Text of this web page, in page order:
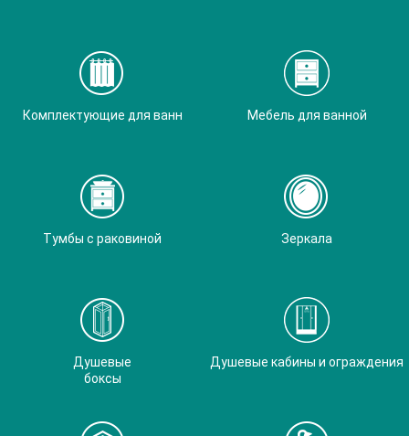
Комплектующие для ванн Мебель для ванной
Тумбы с раковиной Зеркала
Душевые
боксы
Душевые кабины и ограждения